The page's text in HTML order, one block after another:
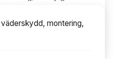
montering,